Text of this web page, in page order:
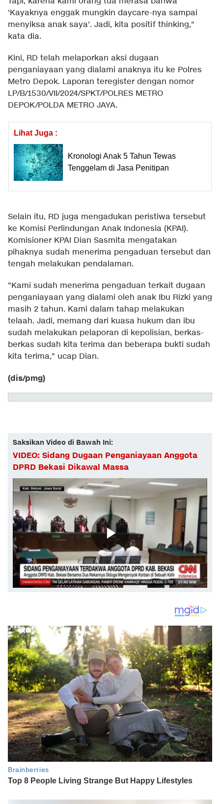
'Kayaknya enggak mungkin daycare-nya sampai
menyiksa anak saya'. Jadi, kita positif thinking,"
kata dia.
Kini, RD telah melaporkan aksi dugaan
penganiayaan yang dialami anaknya itu ke Polres
Metro Depok. Laporan teregister dengan nomor
LP/B/1530/VII/2024/SPKT/POLRES METRO
DEPOK/POLDA METRO JAYA.
Lihat Juga :
Kronologi Anak 5 Tahun Tewas
Tenggelam di Jasa Penitipan
Selain itu, RD juga mengadukan peristiwa tersebut
ke Komisi Perlindungan Anak Indonesia (KPAI).
Komisioner KPAI Dian Sasmita mengatakan
pihaknya sudah menerima pengaduan tersebut dan
tengah melakukan pendalaman.
"Kami sudah menerima pengaduan terkait dugaan
penganiayaan yang dialami oleh anak Ibu Rizki yang
masih 2 tahun. Kami dalam tahap melakukan
telaah. Jadi, memang dari kuasa hukum dan ibu
sudah melakukan pelaporan di kepolisian, berkas-
berkas sudah kita terima dan beberapa bukti sudah
kita terima," ucap Dian.
(dis/pmg)
Saksikan Video di Bawah Ini:
VIDEO: Sidang Dugaan Penganiayaan Anggota
DPRD Bekasi Dikawal Massa